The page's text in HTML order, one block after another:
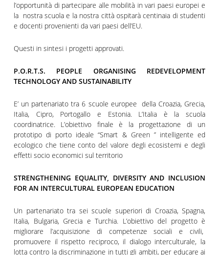
l’opportunità di partecipare alle mobilità in vari paesi europei e
la nostra scuola e la nostra città ospitarà centinaia di studenti
e docenti provenienti da vari paesi dell’EU.
Questi in sintesi i progetti approvati.
P.O.R.T.S. PEOPLE ORGANISING REDEVELOPMENT
TECHNOLOGY AND SUSTAINABILITY
E’ un partenariato tra 6 scuole europee della Croazia, Grecia,
Italia, Cipro, Portogallo e Estonia. L’Italia è la scuola
coordinatrice. L’obiettivo finale è la progettazione di un
prototipo di porto ideale “Smart & Green ” intelligente ed
ecologico che tiene conto del valore degli ecosistemi e degli
effetti socio economici sul territorio
STRENGTHENING EQUALITY, DIVERSITY AND INCLUSION
FOR AN INTERCULTURAL EUROPEAN EDUCATION
Un partenariato tra sei scuole superiori di Croazia, Spagna,
Italia, Bulgaria, Grecia e Turchia. L’obiettivo del progetto è
migliorare l’acquisizione di competenze sociali e civili,
promuovere il rispetto reciproco, il dialogo interculturale, la
lotta contro la discriminazione in tutti gli ambiti, per educare ai